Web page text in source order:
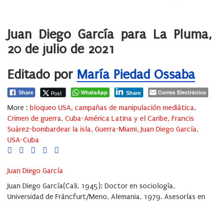
Juan Diego García para La Pluma,
20 de julio de 2021
Editado por María Piedad Ossaba
Share Post WhatsApp Share Correo Electrónico
More : bloqueo USA, campañas de manipulación mediática,
Crimen de guerra, Cuba-América Latina y el Caribe, Francis
Suárez-bombardear la isla, Guerra-Miami, Juan Diego García,
USA-Cuba
Juan Diego García
Juan Diego García(Cali, 1945): Doctor en sociología,
Universidad de Fráncfurt/Meno, Alemania, 1979. Asesorías en